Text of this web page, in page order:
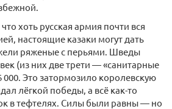
хоть русская армия почти вся
настоящие казаки могут дать
ряженые с перьями. Шведы
(из них две трети — «санитарные
000. Это затормозило королевскую
лёгкой победы, а всё как-то
в тефтелях. Силы были равны — но